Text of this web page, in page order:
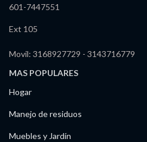
601-7447551
Ext 105
Movil: 3168927729 - 3143716779
MAS POPULARES
Hogar
Manejo de residuos
Muebles y Jardín